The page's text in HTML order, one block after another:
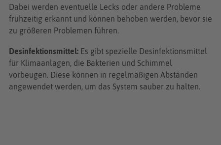
Dabei werden eventuelle Lecks oder andere Probleme
frühzeitig erkannt und können behoben werden, bevor sie
zu größeren Problemen führen.
Desinfektionsmittel: Es gibt spezielle Desinfektionsmittel
für Klimaanlagen, die Bakterien und Schimmel
vorbeugen. Diese können in regelmäßigen Abständen
angewendet werden, um das System sauber zu halten.